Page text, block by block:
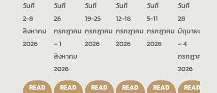
วันที่
2-8
สิงหาคม
2026
READ
วันที่
26
กรกฎาคม
– 1
สิงหาคม
2026
READ
วันที่
19-25
กรกฎาคม
2026
READ
วันที่
12-18
กรกฎาคม
2026
READ
วันที่
5-11
กรกฎาคม
2026
READ
วันที่
28
มิถุนายน
– 4
กรกฎาคม
2026
READ